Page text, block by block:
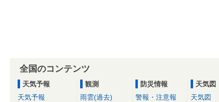
全国のコンテンツ
天気予報
天気予報
観測
雨雲(過去)
防災情報
警報・注意報
天気図
天気図